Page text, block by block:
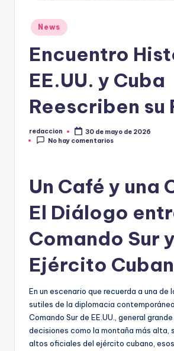
Publicado
en
News
Encuentro
EE.UU. y Cuba
Reescriben su
Publicado
por
redaccion
30 de mayo de 2026
No hay comentarios
Un Café y una
El Diálogo
Comando Sur
Ejército
En un escenario que recuerda a una de
sutiles de la diplomacia
Comando Sur de EE.UU., general
decisiones como la montaña más alta,
altos oficiales del ejército cubano,